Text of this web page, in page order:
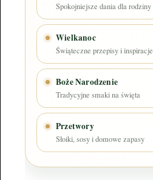
Spokojniejsze dania dla rodziny
Wielkanoc
Świąteczne przepisy i inspiracje
Boże Narodzenie
Tradycyjne smaki na święta
Przetwory
Słoiki, sosy i domowe zapasy